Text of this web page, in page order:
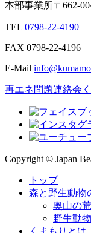
本部事業所〒662-
TEL 0798-22-4190
FAX 0798-22-4196
E-Mail
再エネ問題連絡会
Copyright © Japan
トップ
森と野生動物
奥山の
野生動
くまもりとは